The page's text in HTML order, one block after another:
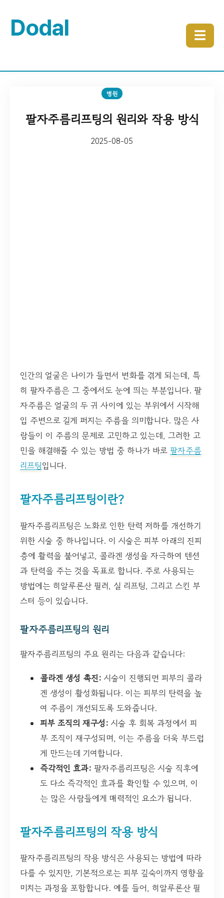
Dodal ☰
병원
팔자주름리프팅의 원리와 작용 방식
2025-08-05
인간의 얼굴은 나이가 들면서 변화를 겪게 되는데, 특
히 팔자주름은 그 중에서도 눈에 띄는 부분입니다. 팔
자주름은 얼굴의 두 귀 사이에 있는 부위에서 시작해
입 주변으로 길게 퍼지는 주름을 의미합니다. 많은 사
람들이 이 주름의 문제로 고민하고 있는데, 그러한 고
민을 해결해줄 수 있는 방법 중 하나가 바로 팔자주름
리프팅입니다.
팔자주름리프팅이란?
팔자주름리프팅은 노화로 인한 탄력 저하를 개선하기
위한 시술 중 하나입니다. 이 시술은 피부 아래의 진피
층에 활력을 불어넣고, 콜라겐 생성을 자극하여 텐션
과 탄력을 주는 것을 목표로 합니다. 주로 사용되는
방법에는 히알루론산 필러, 실 리프팅, 그리고 스킨 부
스터 등이 있습니다.
팔자주름리프팅의 원리
팔자주름리프팅의 주요 원리는 다음과 같습니다:
콜라겐 생성 촉진: 시술이 진행되면 피부의 콜라
겐 생성이 활성화됩니다. 이는 피부의 탄력을 높
여 주름이 개선되도록 도와줍니다.
피부 조직의 재구성: 시술 후 회복 과정에서 피
부 조직이 재구성되며, 이는 주름을 더욱 부드럽
게 만드는데 기여합니다.
즉각적인 효과: 팔자주름리프팅은 시술 직후에
도 다소 즉각적인 효과를 확인할 수 있으며, 이
는 많은 사람들에게 매력적인 요소가 됩니다.
팔자주름리프팅의 작용 방식
팔자주름리프팅의 작용 방식은 사용되는 방법에 따라
다를 수 있지만, 기본적으로는 피부 깊숙이까지 영향을
미치는 과정을 포함합니다. 예를 들어, 히알루론산 필